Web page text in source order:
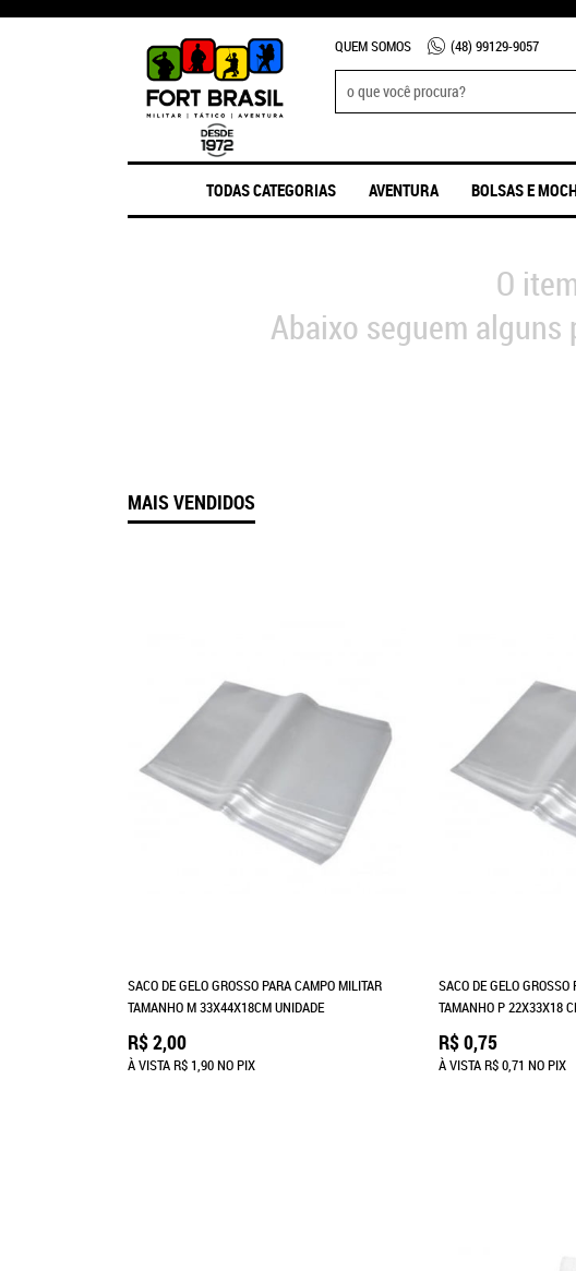
QUEM SOMOS (48) 99129-9057
TODAS CATEGORIAS AVENTURA BOLSAS E
O
Abaixo seguem
MAIS VENDIDOS
SACO DE GELO GROSSO PARA CAMPO MILITAR
TAMANHO M 33X44X18CM UNIDADE
R$ 2,00
À VISTAR$ 1,90NO PIX
SACO DE GELO
TAMANHO P 22X33X18
R$ 0,75
À VISTAR$ 0,71 NO PIX